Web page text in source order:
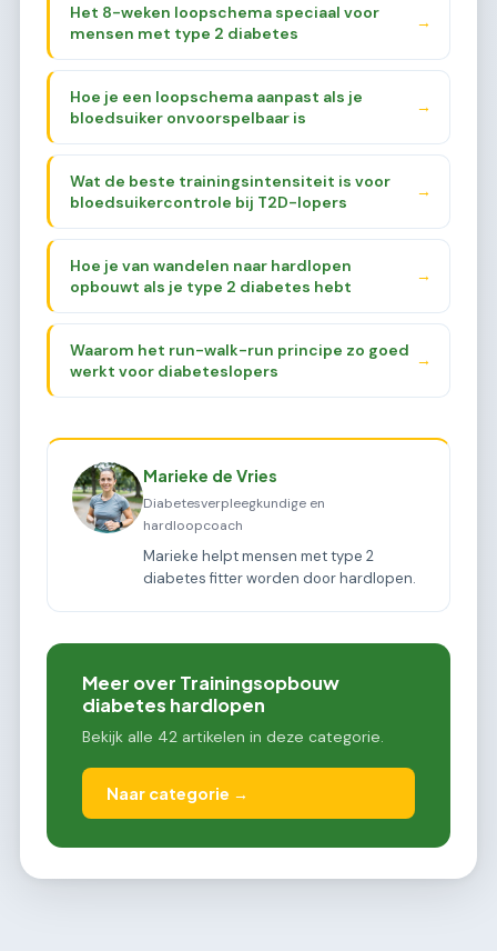
Het 8-weken loopschema speciaal voor
mensen met type 2 diabetes
→
Hoe je een loopschema aanpast als je
bloedsuiker onvoorspelbaar is
→
Wat de beste trainingsintensiteit is voor
bloedsuikercontrole bij T2D-lopers
→
Hoe je van wandelen naar hardlopen
opbouwt als je type 2 diabetes hebt
→
Waarom het run-walk-run principe zo goed
werkt voor diabeteslopers
→
Marieke de Vries
Diabetesverpleegkundige en
hardloopcoach
Marieke helpt mensen met type 2
diabetes fitter worden door hardlopen.
Meer over Trainingsopbouw
diabetes hardlopen
Bekijk alle 42 artikelen in deze categorie.
Naar categorie →